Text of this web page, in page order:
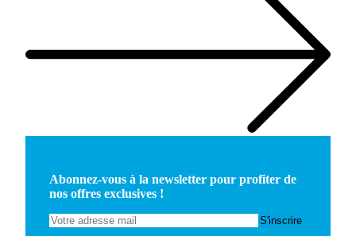
Abonnez-vous à la newsletter pour profiter de
nos offres exclusives !